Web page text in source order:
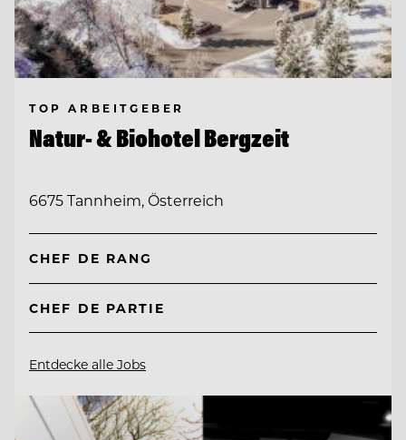
TOP ARBEITGEBER
Natur- & Biohotel Bergzeit
6675 Tannheim, Österreich
CHEF DE RANG
CHEF DE PARTIE
Entdecke alle Jobs